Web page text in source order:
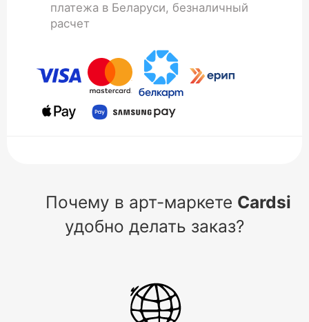
платежа в Беларуси, безналичный
расчет
Почему в арт-маркете Cardsi
удобно делать заказ?